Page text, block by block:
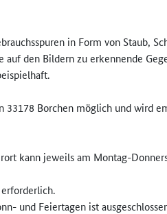
in Form von Staub,
auf den Bildern zu erkennende
33178 Borchen möglich und wird
kann jeweils am Montag-
und Feiertagen ist